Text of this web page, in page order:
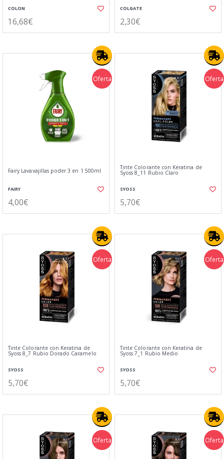
COLON
16,68€
COLGATE
2,30€
Oferta
Fairy Lavavajillas poder 3 en 1 500ml
FAIRY
4,00€
Oferta
Tinte Colorante con Keratina de
Syoss 8_11 Rubio Claro
SYOSS
5,70€
Oferta
Tinte Colorante con Keratina de
Syoss 8_7 Rubio Dorado Caramelo
SYOSS
5,70€
Oferta
Tinte Colorante con Keratina de
Syoss 7_1 Rubio Medio
SYOSS
5,70€
Oferta Oferta